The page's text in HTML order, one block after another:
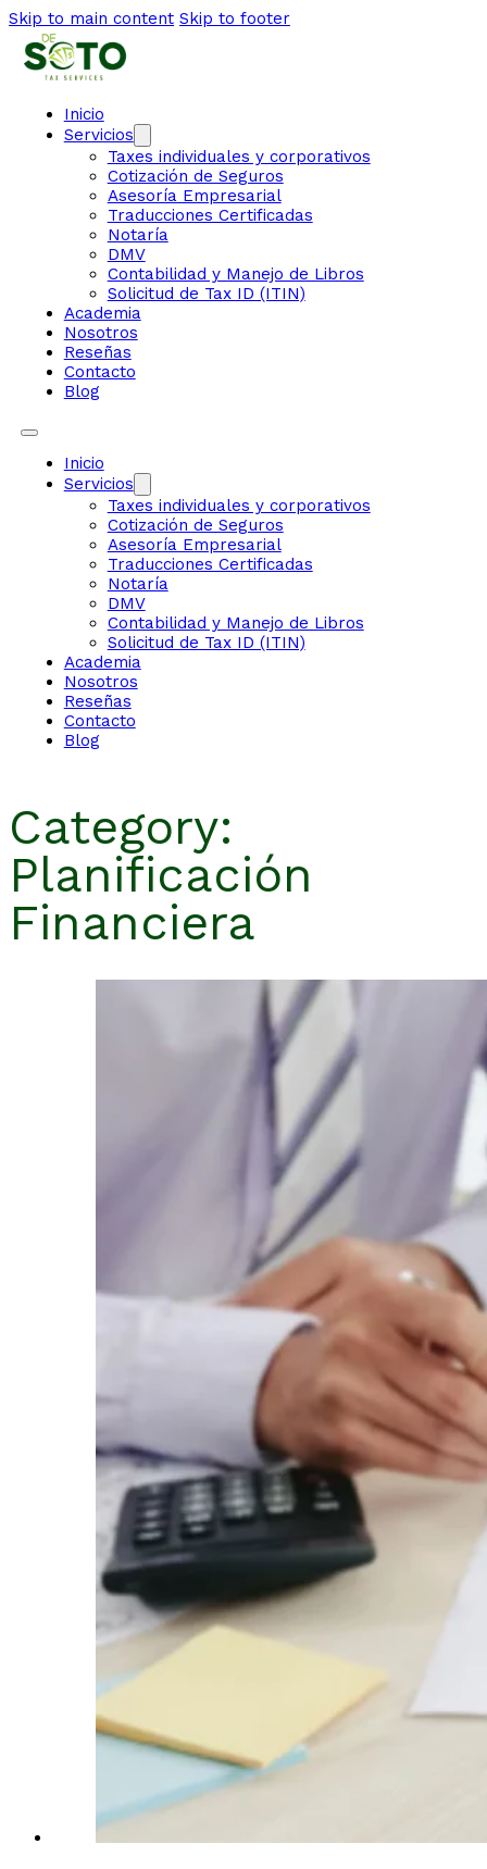
Skip to main content Skip to footer
Inicio
Servicios
Taxes individuales y corporativos
Cotización de Seguros
Asesoría Empresarial
Traducciones Certificadas
Notaría
DMV
Contabilidad y Manejo de Libros
Solicitud de Tax ID (ITIN)
Academia
Nosotros
Reseñas
Contacto
Blog
Inicio
Servicios
Taxes individuales y corporativos
Cotización de Seguros
Asesoría Empresarial
Traducciones Certificadas
Notaría
DMV
Contabilidad y Manejo de Libros
Solicitud de Tax ID (ITIN)
Academia
Nosotros
Reseñas
Contacto
Blog
Category:
Planificación
Financiera